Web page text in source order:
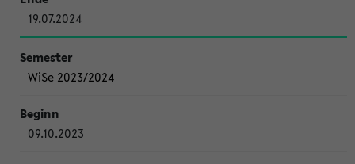
19.07.2024
WiSe 2023/2024
09.10.2023